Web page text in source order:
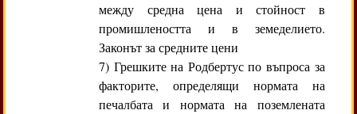
между средна цена и стойност в
промишлеността и в земеделието.
Законът за средните цени
7) Грешките на Родбертус по въпроса за
факторите, определящи нормата на
печалбата и нормата на поземлената